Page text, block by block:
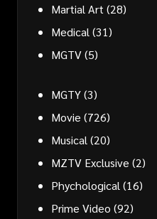
Martial Art (28)
Medical (31)
MGTV(5)
MGTY(3)
Movie (726)
Musical (20)
MZTV Exclusive (2)
Phychological (16)
Prime Video (92)